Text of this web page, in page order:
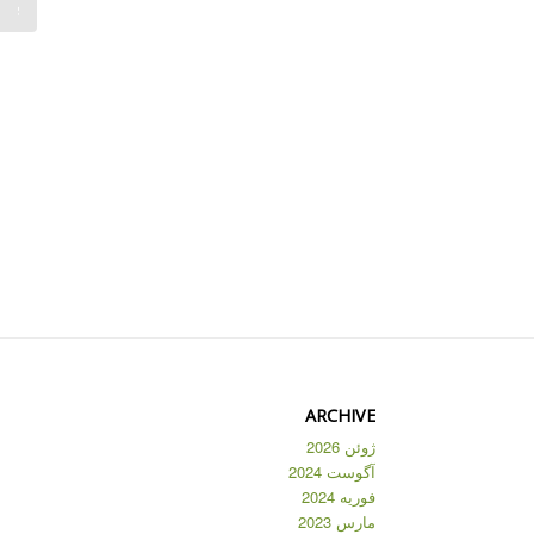
ARCHIVE
ژوئن 2026
آگوست 2024
فوریه 2024
مارس 2023